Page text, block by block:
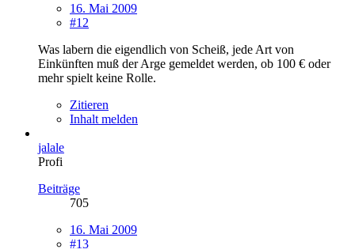
16. Mai 2009
#12
Was labern die eigendlich von Scheiß, jede Art von
Einkünften muß der Arge gemeldet werden, ob 100 € oder
mehr spielt keine Rolle.
Zitieren
Inhalt melden
jalale
Profi
Beiträge
705
16. Mai 2009
#13